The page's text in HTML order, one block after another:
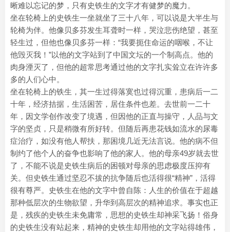
晰难以忘记的梦，只有史铁生的文字才有健梦的魔力。
坐在轮椅上的史铁生一坐就坐了三十八年，可以说是大半生与
轮椅为伴。他像贝多芬发生耳聋时一样，哭泣悲伤绝望，甚至
轻生过，但他也像贝多芬一样：“我要扼住命运的咽喉，不让
他毁灭我！”以他的文字站到了中国文坛的一个制高点。他的
肉身湮灭了，但他的超常思考通过他的文字扎实耸立在许许多
多的人们心中。
坐在轮椅上的铁生，其一生过得落寞也过得沉重，患病后一二
十年，经济拮据，生活困苦，居住条件也差。去世前一二十
年，因文学创作改变了境遇，但因他的正直与操守，人品与文
字的坚贞，只是稍微有所好转。但随后再患花钱如流水的尿毒
症治疗，如没有他人帮扶，那困境几近无法言说。他的病不但
制约了他个人的奋争也影响了他的家人。他的母亲49岁就去世
了，不能不说是史铁生病后的困顿对母亲的思虑极度压抑有
关。但史铁生通过坚忍不拔的抗争随后也活得很“精神”，活得
很有尊严。史铁生在他的文字中曾自陈：人生的价值在于超越
那种低层次的生物欲望，升华到高层次的精神追求。事实也正
是，残疾的史铁生未免庸常，思想的史铁生却神采飞扬！俗身
的史铁生没有站起来，精神的史铁生却用他的文字站得雄伟，